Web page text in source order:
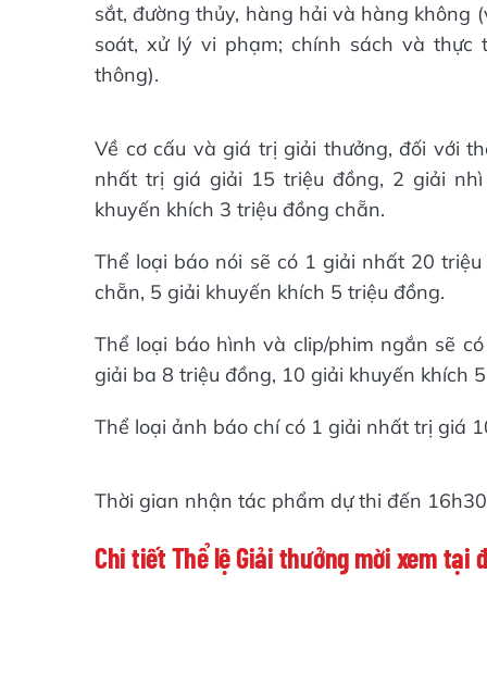
sắt, đường thủy, hàng hải và hàng không
soát, xử lý vi phạm; chính sách và thực
thông).
Về cơ cấu và giá trị giải thưởng, đối với
nhất trị giá giải 15 triệu đồng, 2 giải
khuyến khích 3 triệu đồng chẵn.
Thể loại báo nói sẽ có 1 giải nhất 20
chẵn, 5 giải khuyến khích 5 triệu đồng.
Thể loại báo hình và clip/phim ngắn sẽ
giải ba 8 triệu đồng, 10 giải khuyến khích
Thể loại ảnh báo chí có 1 giải nhất trị giá
Thời gian nhận tác phẩm dự thi đến
Chi tiết Thể lệ Giải thưởng mời xem tại